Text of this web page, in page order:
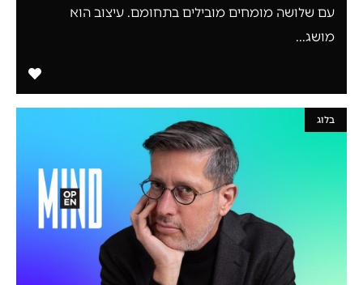
עם שלושה מומחים מובילים בתחומם. עיצוב הוא
מושג...
בלוג